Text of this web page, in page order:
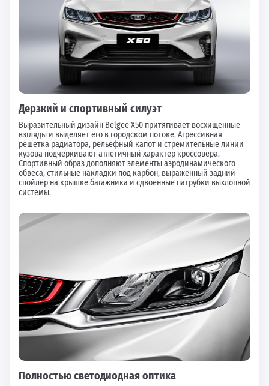
Дерзкий и спортивный силуэт
Выразительный дизайн Belgee X50 притягивает восхищенные
взгляды и выделяет его в городском потоке. Агрессивная
решетка радиатора, рельефный капот и стремительные линии
кузова подчеркивают атлетичный характер кроссовера.
Спортивный образ дополняют элементы аэродинамического
обвеса, стильные накладки под карбон, выраженный задний
спойлер на крышке багажника и сдвоенные патрубки выхлопной
системы.
Полностью светодиодная оптика